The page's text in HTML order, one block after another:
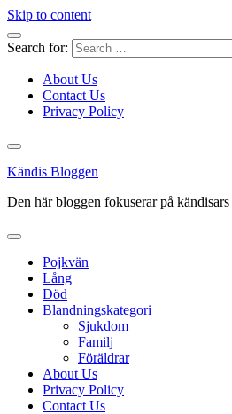
Skip to content
Search for:
About Us
Contact Us
Privacy Policy
Kändis Bloggen
Den här bloggen fokuserar på
Pojkvän
Lång
Död
Blandningskategori
Sjukdom
Familj
Föräldrar
About Us
Privacy Policy
Contact Us